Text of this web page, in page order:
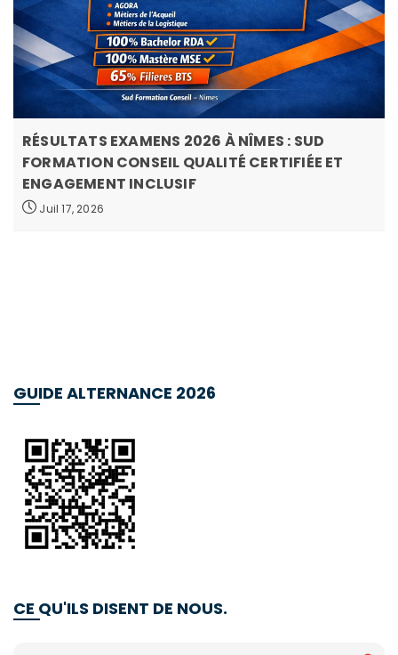
RÉSULTATS EXAMENS 2026 À NÎMES : SUD
FORMATION CONSEIL QUALITÉ CERTIFIÉE ET
ENGAGEMENT INCLUSIF
Juil 17, 2026
GUIDE ALTERNANCE 2026
CE QU'ILS DISENT DE NOUS.